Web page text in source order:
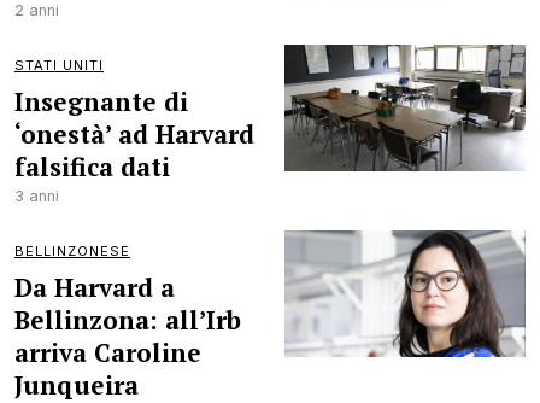
2 anni
STATI UNITI
Insegnante di
‘onestà’ ad Harvard
falsifica dati
3 anni
BELLINZONESE
Da Harvard a
Bellinzona: all’Irb
arriva Caroline
Junqueira